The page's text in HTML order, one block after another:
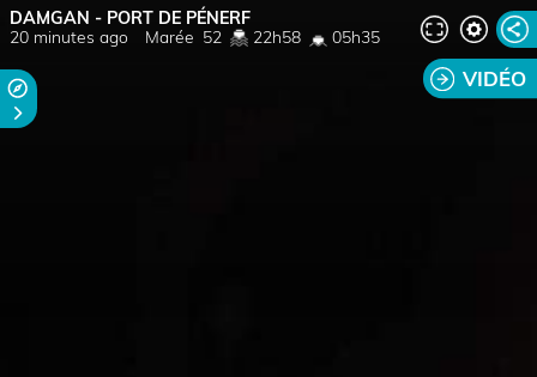
DAMGAN - PORT DE PÉNERF
20 minutes ago Marée 52 22h58 05h35
VIDÉO